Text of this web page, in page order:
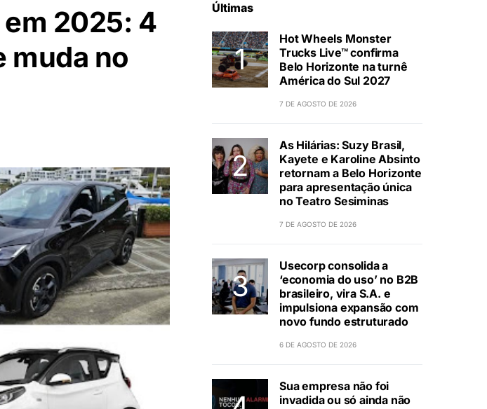
2025: 4
muda no
Últimas
Hot Wheels Monster
Trucks Live™ confirma
Belo Horizonte na turnê
América do Sul 2027
7 DE AGOSTO DE 2026
As Hilárias: Suzy Brasil,
Kayete e Karoline Absinto
retornam a Belo Horizonte
para apresentação única
no Teatro Sesiminas
7 DE AGOSTO DE 2026
Usecorp consolida a
‘economia do uso’ no B2B
brasileiro, vira S.A. e
impulsiona expansão com
novo fundo estruturado
6 DE AGOSTO DE 2026
Sua empresa não foi
invadida ou só ainda não